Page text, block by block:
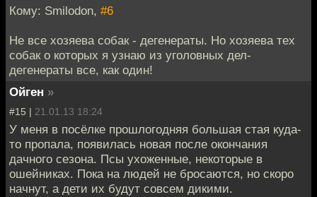
Кому: Smilodon, #6
Не все хозяева собак - дегенераты. Но хозяева тех
собак о которых я узнаю из уголовных дел-
дегенераты все, как один!
Ойген »
#15 | 21.01.13 18:24
У меня в посёлке прошлогодняя большая стая куда-
то пропала, появилась новая после окончания
дачного сезона. Псы ухоженные, некоторые в
ошейниках. Пока на людей не бросаются, но скоро
начнут, а дети их будут совсем дикими.